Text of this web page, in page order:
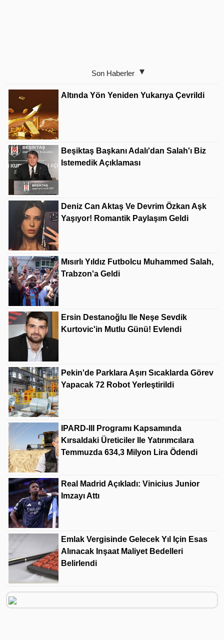
Son Haberler
Altında Yön Yeniden Yukarıya Çevrildi
Beşiktaş Başkanı Adalı'dan Salah'ı Biz
Istemedik Açıklaması
Deniz Can Aktaş Ve Devrim Özkan Aşk
Yaşıyor! Romantik Paylaşım Geldi
Mısırlı Yıldız Futbolcu Muhammed Salah,
Trabzon'a Geldi
Ersin Destanoğlu Ile Neşe Sevdik
Kurtovic'in Mutlu Günü! Evlendi
Pekin'de Parklara Aşırı Sıcaklarda Görev
Yapacak 72 Robot Yerleştirildi
IPARD-III Programı Kapsamında
Kırsaldaki Üreticiler Ile Yatırımcılara
Temmuzda 634,3 Milyon Lira Ödendi
Real Madrid Açıkladı: Vinicius Junior
Imzayı Attı
Emlak Vergisinde Gelecek Yıl Için Esas
Alınacak Inşaat Maliyet Bedelleri
Belirlendi